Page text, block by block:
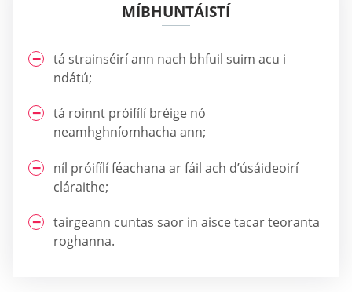
MÍBHUNTÁISTÍ
tá strainséirí ann nach bhfuil suim acu i
ndátú;
tá roinnt próifílí bréige nó
neamhghníomhacha ann;
níl próifílí féachana ar fáil ach d’úsáideoirí
cláraithe;
tairgeann cuntas saor in aisce tacar teoranta
roghanna.